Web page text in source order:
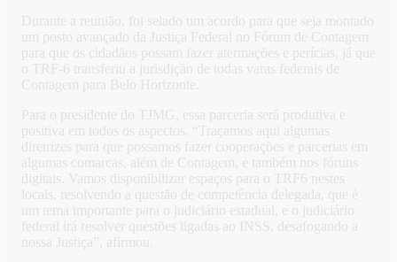
Durante a reunião, foi selado um acordo para que seja montado
um posto avançado da Justiça Federal no Fórum de Contagem
para que os cidadãos possam fazer atermações e perícias, já que
o TRF-6 transferiu a jurisdição de todas varas federais de
Contagem para Belo Horizonte.
Para o presidente do TJMG, essa parceria será produtiva e
positiva em todos os aspectos. “Traçamos aqui algumas
diretrizes para que possamos fazer cooperações e parcerias em
algumas comarcas, além de Contagem, e também nos fóruns
digitais. Vamos disponibilizar espaços para o TRF6 nestes
locais, resolvendo a questão de competência delegada, que é
um tema importante para o judiciário estadual, e o judiciário
federal irá resolver questões ligadas ao INSS, desafogando a
nossa Justiça”, afirmou.